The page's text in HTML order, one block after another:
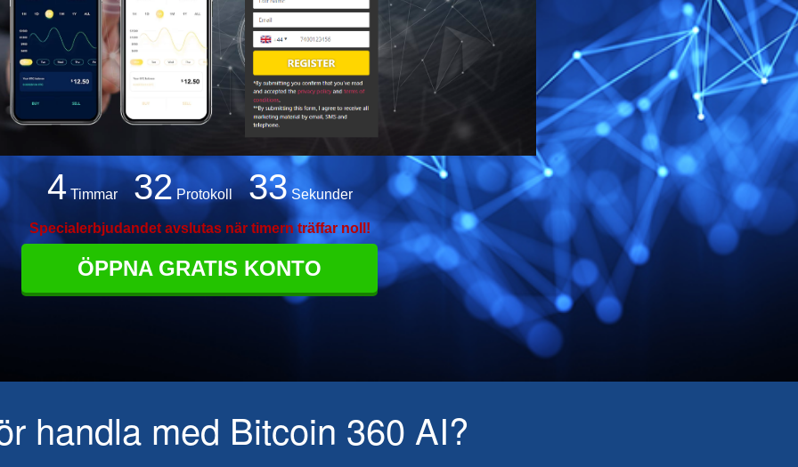
4 Timmar 32 Protokoll 31 Sekunder
Specialerbjudandet avslutas när timern träffar noll!
ÖPPNA GRATIS KONTO
handla med Bitcoin 360 AI?